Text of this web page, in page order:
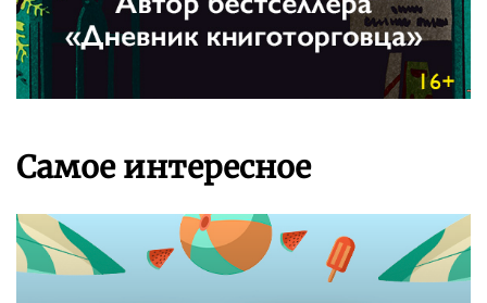
Самое интересное